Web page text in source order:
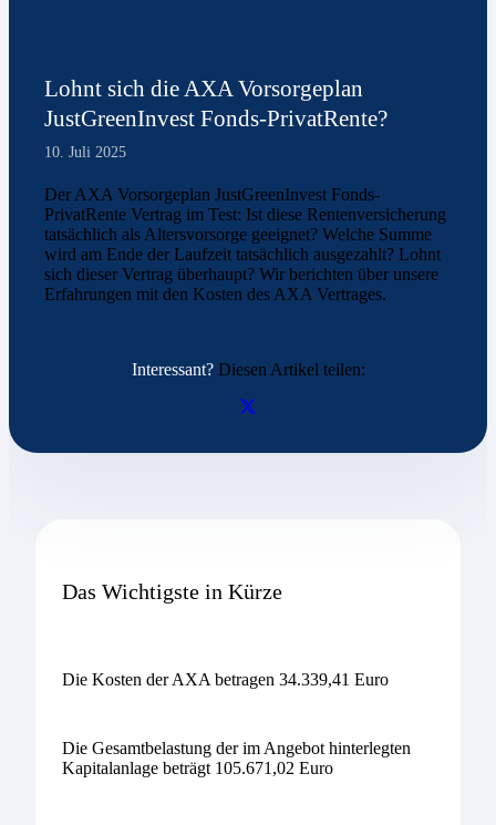
Lohnt sich die AXA Vorsorgeplan
JustGreenInvest Fonds-PrivatRente?
10. Juli 2025
Der AXA Vorsorgeplan JustGreenInvest Fonds-
PrivatRente Vertrag im Test: Ist diese Rentenversicherung
tatsächlich als Altersvorsorge geeignet? Welche Summe
wird am Ende der Laufzeit tatsächlich ausgezahlt? Lohnt
sich dieser Vertrag überhaupt? Wir berichten über unsere
Erfahrungen mit den Kosten des AXA Vertrages.
Interessant?Diesen Artikel teilen:
Das Wichtigste in Kürze
Die Kosten der AXA betragen 34.339,41 Euro
Die Gesamtbelastung der im Angebot hinterlegten
Kapitalanlage beträgt 105.671,02 Euro